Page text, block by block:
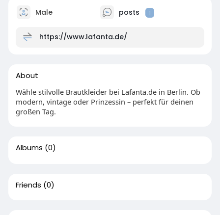
Male posts 1
https://www.lafanta.de/
About
Wähle stilvolle Brautkleider bei Lafanta.de in Berlin. Ob
modern, vintage oder Prinzessin – perfekt für deinen
großen Tag.
Albums (0)
Friends (0)